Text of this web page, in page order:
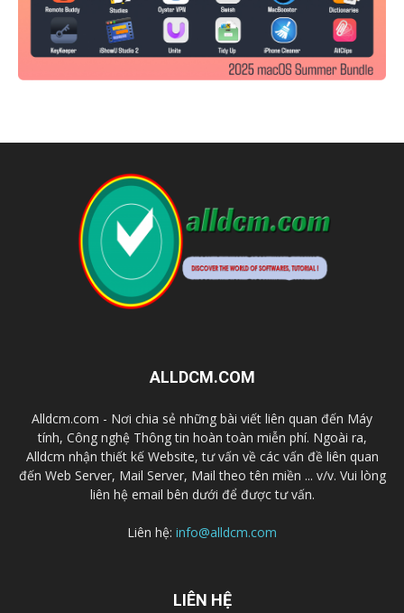
ALLDCM.COM
Alldcm.com - Nơi chia sẻ những bài viết liên quan đến Máy
tính, Công nghệ Thông tin hoàn toàn miễn phí. Ngoài ra,
Alldcm nhận thiết kế Website, tư vấn về các vấn đề liên quan
đến Web Server, Mail Server, Mail theo tên miền ... v/v. Vui lòng
liên hệ email bên dưới để được tư vấn.
Liên hệ: info@alldcm.com
LIÊN HỆ